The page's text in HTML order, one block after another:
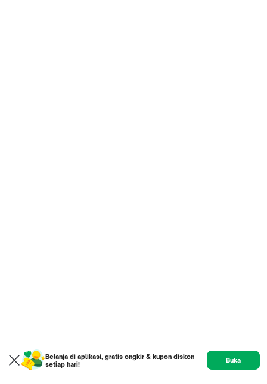
Belanja di aplikasi, gratis ongkir & kupon diskon
setiap hari!
Buka